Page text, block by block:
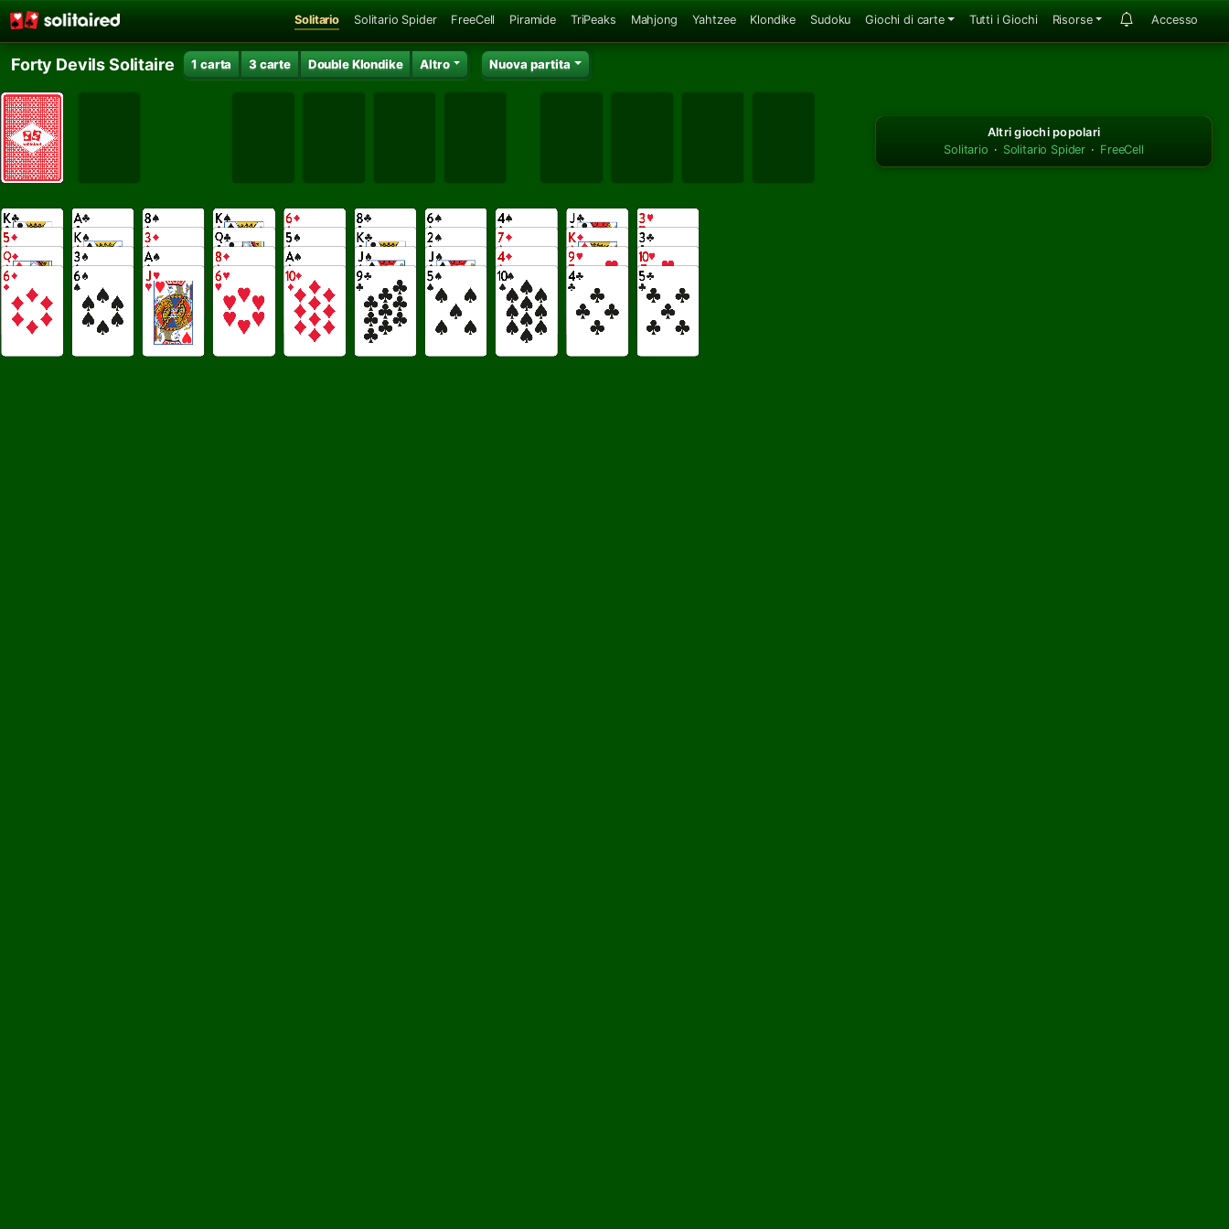
Solitario Solitario Spider FreeCell Piramide TriPeaks Mahjong Yahtzee Klondike Sudoku Giochi di carte Tutti i Giochi Risorse Accesso
Forty Devils Solitaire 1 carta 3 carte Double Klondike Altro Nuova partita
Altri giochi popolari
Solitario · Solitario Spider · FreeCell